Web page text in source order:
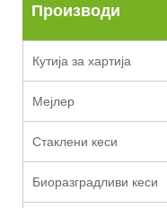
Производи
Кутија за хартија
Мејлер
Стаклени кеси
Биоразградливи кеси